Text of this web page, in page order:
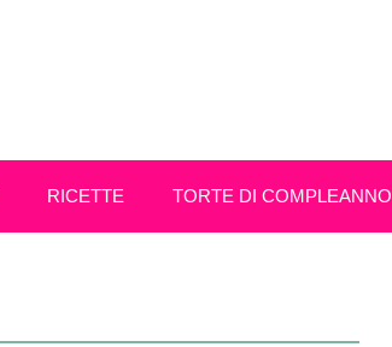
RICETTE TORTE DI COMPLEANNO